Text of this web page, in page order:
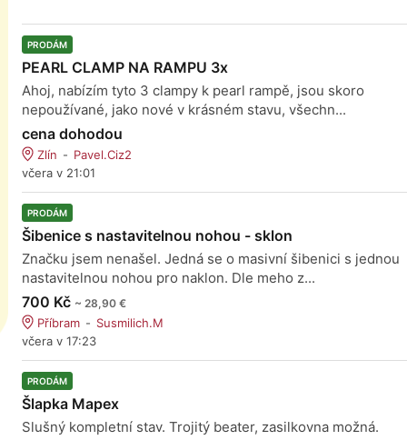
PRODÁM
PEARL CLAMP NA RAMPU 3x
Ahoj, nabízím tyto 3 clampy k pearl rampě, jsou skoro
nepoužívané, jako nové v krásném stavu, všechn...
cena dohodou
Zlín
Pavel.Ciz2
včera v 21:01
PRODÁM
Šibenice s nastavitelnou nohou - sklon
Značku jsem nenašel. Jedná se o masivní šibenici s jednou
nastavitelnou nohou pro naklon. Dle meho z...
700 Kč ~ 28,90 €
Příbram
Susmilich.M
včera v 17:23
PRODÁM
Šlapka Mapex
Slušný kompletní stav. Trojitý beater, zasilkovna možná.